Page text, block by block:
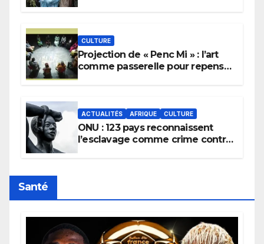
CULTURE
Projection de « Penc Mi » : l’art
comme passerelle pour repenser
ACTUALITÉS AFRIQUE CULTURE
ONU : 123 pays reconnaissent
l’esclavage comme crime contre
Santé